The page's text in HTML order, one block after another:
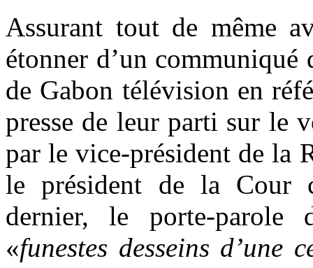
Assurant tout de même
étonner d’un communiqué
de Gabon télévision en
presse de leur parti sur le
par le vice-président de la
le président de la Cour
dernier, le porte-parole
«funestes desseins d’une